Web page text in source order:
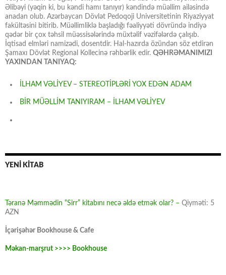
Əlibəyi (yəqin ki, bu kəndi hamı tanıyır) kəndində müəllim ailəsində
anadan olub. Azərbaycan Dövlət Pedoqoji Universitetinin Riyaziyyat
fakültəsini bitirib. Müəllimliklə başladığı fəaliyyəti dövründə indiyə
qədər bir çox təhsil müəssisələrində müxtəlif vəzifələrdə çalışıb.
İqtisad elmləri namizədi, dosentdir. Hal-hazırda özündən söz etdirən
Şamaxı Dövlət Regional Kollecinə rəhbərlik edir. QƏHRƏMANIMIZI
YAXINDAN TANIYAQ:
İLHAM VƏLİYEV – STEREOTİPLƏRİ YOX EDƏN ADAM
BİR MÜƏLLİM TANIYIRAM – İLHAM VƏLİYEV
YENİ KİTAB
Təranə Məmmədin “Sirr” kitabını necə əldə etmək olar? – Qiyməti: 5
AZN
İçərişəhər Bookhouse & Cafe
Məkan-marşrut >>>> Bookhouse